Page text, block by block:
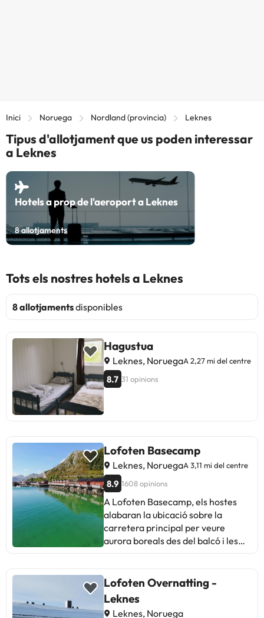
Inici Noruega Nordland (provincia) Leknes
Tipus d'allotjament que us poden interessar
a Leknes
Hotels a prop de l'aeroport a Leknes
8allotjaments
Tots els nostres hotels a Leknes
8 allotjamentsdisponibles
Hagustua
Leknes, NoruegaA 2,27 mi del centre
8.7 31 opinions
Lofoten Basecamp
Leknes, NoruegaA 3,11 mi del centre
8.9 1608 opinions
A Lofoten Basecamp, els hostes
alabaran la ubicació sobre la
carretera principal per veure
aurora boreals des del balcó i les
neteja, comoditat i senders
propers. Alguns mencionen sorolls
matinals i manca d'opcions
Lofoten Overnatting -
Leknes
Leknes, Noruega